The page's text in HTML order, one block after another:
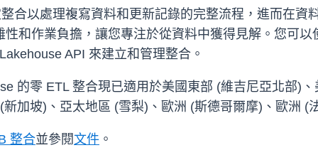
合以處理複寫資料和更新記錄的完整流程，進而在資
和作業負擔，讓您專注於從資料中獲得見解。您可
API 來建立和管理整合。
的零 ETL 整合現已適用於美國東部 (維吉尼亞北部)
加坡)、亞太地區 (雪梨)、歐洲 (斯德哥爾摩)、歐洲 (
整合並參閱文件 。